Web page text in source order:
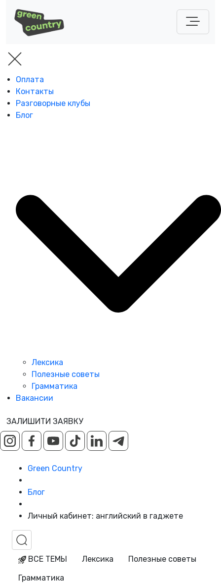
Оплата
Контакты
Разговорные клубы
Блог
Лексика
Полезные советы
Грамматика
Вакансии
ЗАЛИШИТИ ЗАЯВКУ
Green Country
Блог
Личный кабинет: английский в гаджете
ВСЕ ТЕМЫ Лексика
Полезные советы
Грамматика